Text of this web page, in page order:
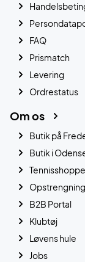
FAQ
Prismatch
Levering
Ordrestatus
Om os
Butik på
Butik i
Opstrengning
B2B Portal
Klubtøj
Løvens hule
Jobs